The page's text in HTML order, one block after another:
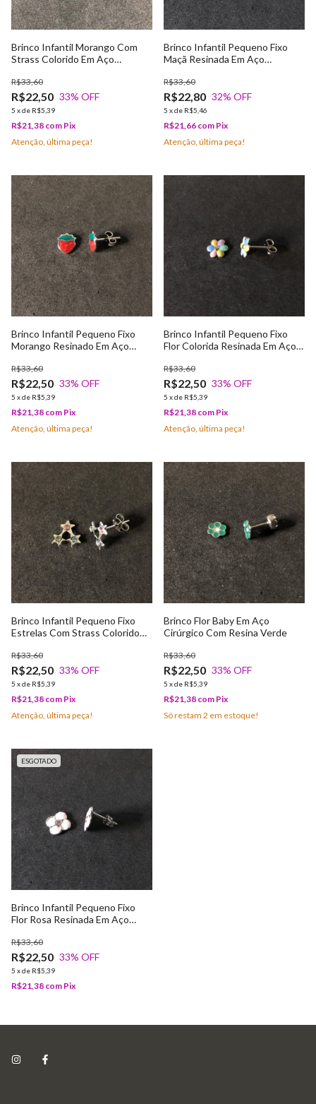
Brinco Infantil Morango Com
Strass Colorido Em Aço
R$22,50
R$33,60
33% OFF
5 xde R$5,39
R$21,38 com Pix
Atenção, última peça!
Brinco Infantil Pequeno Fixo
Maçã Resinada Em Aço
R$22,80
R$33,60
32% OFF
5 xde R$5,46
R$21,66 com Pix
Atenção, última peça!
Brinco Infantil Pequeno Fixo
Morango Resinado Em Aço
R$22,50
R$33,60
33% OFF
5 xde R$5,39
R$21,38 com Pix
Atenção, última peça!
Brinco Infantil Pequeno Fixo
Flor Colorida Resinada Em Aço
R$22,50
R$33,60
33% OFF
5 xde R$5,39
R$21,38 com Pix
Atenção, última peça!
Brinco Infantil Pequeno Fixo
Estrelas Com Strass Colorido
R$22,50
R$33,60
33% OFF
5 xde R$5,39
R$21,38 com Pix
Atenção, última peça!
Brinco Flor Baby Em Aço
Cirúrgico Com Resina Verde
R$22,50
R$33,60
33% OFF
5 xde R$5,39
R$21,38 com Pix
Só restam 2 em estoque!
ESGOTADO
Brinco Infantil Pequeno Fixo
Flor Rosa Resinada Em Aço
R$22,50
R$33,60
33% OFF
5 xde R$5,39
R$21,38 com Pix